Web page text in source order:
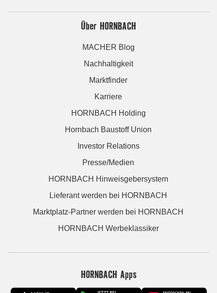
Über HORNBACH
MACHER Blog
Nachhaltigkeit
Marktfinder
Karriere
HORNBACH Holding
Hornbach Baustoff Union
Investor Relations
Presse/Medien
HORNBACH Hinweisgebersystem
Lieferant werden bei HORNBACH
Marktplatz-Partner werden bei HORNBACH
HORNBACH Werbeklassiker
HORNBACH Apps